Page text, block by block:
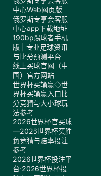
中心Web网页版
俄罗斯专享会客服
中心app下载地址
190bp踢球者手机
版 | 专业足球资讯
与比分预测平台
线上买球官网（中
国）官方网站
世界杯买输赢◇世
界杯买输赢入口比
分竞猜与大小球玩
法参考
2026世界杯官买球
—2026世界杯买胜
负竞猜与赔率投注
参考
2026世界杯投注平
台·2026世界杯投